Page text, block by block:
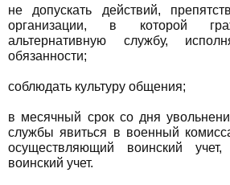
не допускать действий,
организации, в которой
альтернативную службу,
обязанности;
соблюдать культуру общения;
в месячный срок со дня
службы явиться в военный
осуществляющий воинский
воинский учет.